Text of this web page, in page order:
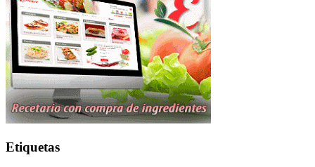
Etiquetas